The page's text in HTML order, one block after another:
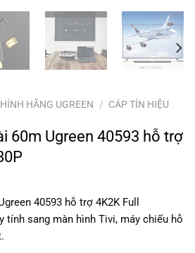
HÃNG UGREEN / CÁP TÍN HIỆU
60m Ugreen 40593 hỗ trợ
40593 hỗ trợ 4K2K Full
tính sang màn hình Tivi, máy chiếu hỗ